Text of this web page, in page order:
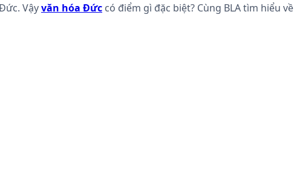
Vậyvăn hóa Đức có điểm gì đặc biệt? Cùng BLA tìm hiểu về